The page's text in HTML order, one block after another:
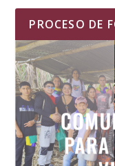
PROCESO DE